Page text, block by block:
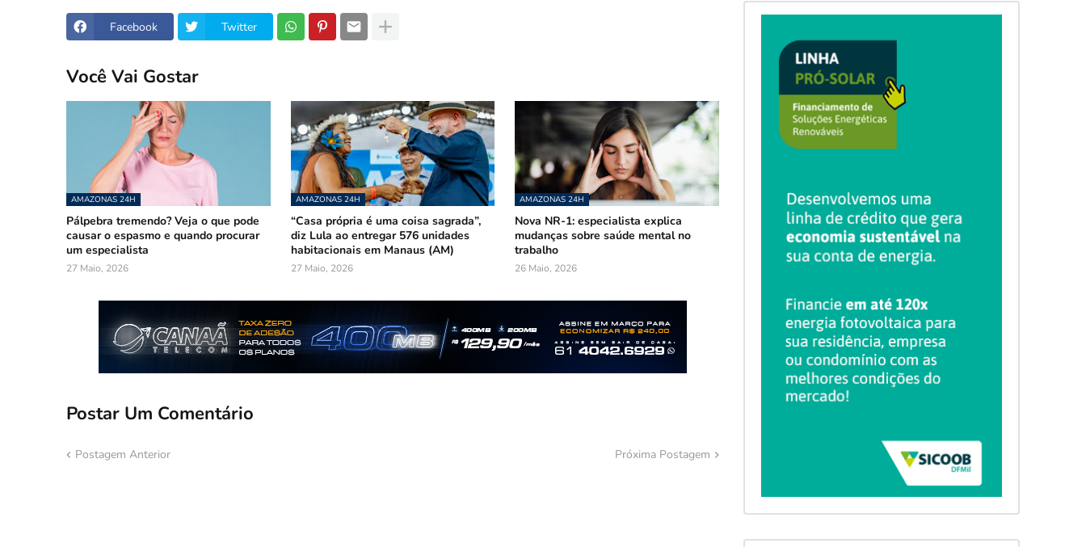
Facebook Twitter
Você Vai Gostar
AMAZONAS 24H
Pálpebra tremendo? Veja o que pode
causar o espasmo e quando procurar
um especialista
27 Maio, 2026
AMAZONAS 24H
“Casa própria é uma coisa sagrada”,
diz Lula ao entregar 576 unidades
habitacionais em Manaus (AM)
27 Maio, 2026
AMAZONAS 24H
Nova NR-1: especialista explica
mudanças sobre saúde mental no
trabalho
26 Maio, 2026
Postar Um Comentário
Postagem Anterior Próxima Postagem